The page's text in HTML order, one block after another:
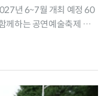
년 6~7월 개최 예정 60
께하는 공연예술축제 준